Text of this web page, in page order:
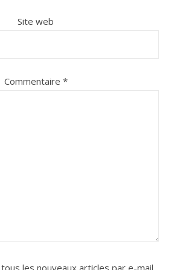
Site web
Commentaire *
les nouveaux articles par e-mail.